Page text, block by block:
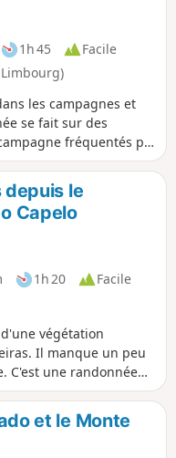
1h 45
Facile
les campagnes et
se fait sur des
fréquentés par
avec un petit
et le point de repère
depuis le
Capelo
1h 20
Facile
végétation
Il manque un peu
C'est une randonnée
d arrivée). Elle fait
qui est une rando
au départ et à l
et le Monte